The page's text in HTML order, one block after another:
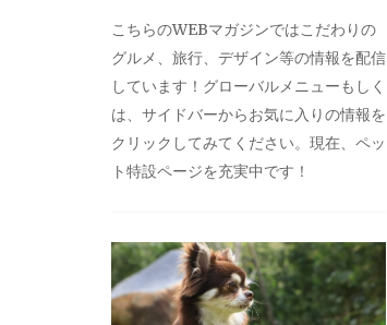
こちらのWEBマガジンではこだわりの
グルメ、旅行、デザイン等の情報を配信
しています！グローバルメニューもしく
は、サイドバーからお気に入りの情報を
クリックしてみてください。現在、ペッ
ト特設ページを充実中です！